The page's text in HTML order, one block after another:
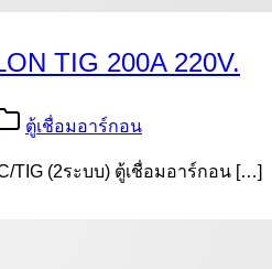
TIG 200A 220V.
ตู้เชื่อมอาร์กอน
TIG (2ระบบ) ตู้เชื่อมอาร์กอน […]